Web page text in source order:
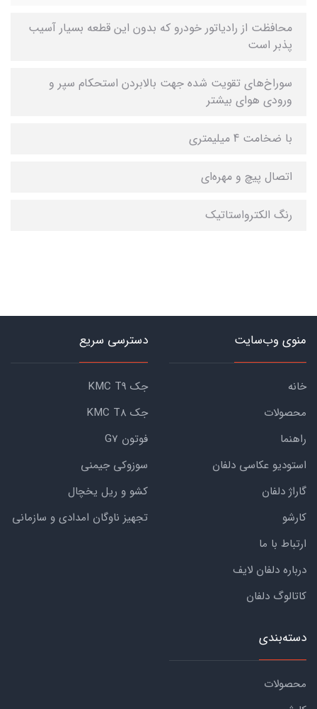
محافظت از رادیاتور خودرو که بدون این قطعه بسیار آسیب
پذبر است
سوراخ‌های تقویت شده جهت بالابردن استحکام سپر و
ورودی هوای بیشتر
با ضخامت 4 میلیمتری
اتصال پیچ و مهره‌ای
رنگ الکترواستاتیک
منوی وب‌سایت
خانه
محصولات
راهنما
استودیو عکاسی دلفان
گاراژ دلفان
کارشو
ارتباط با ما
درباره دلفان لایف
کاتالوگ دلفان
دسترسی سریع
جک KMC T9
جک KMC T8
فوتون G7
سوزوکی جیمنی
کشو و ریل یخچال
تجهیز ناوگان امدادی و سازمانی
دسته‌بندی
محصولات